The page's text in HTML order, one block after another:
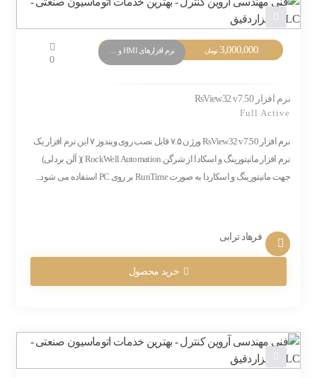
3,000,000 تومان
0
نرم افزار RsView32 v7.50
Full Active
نرم افزار RsView32 v7.50 ورژن ۷.۵ قابل نصب روی ویندوز ۷ این نرم افزار یک
نرم افزار مانیتورینگ و اسکادا از شرگن RockWell Automation )( آلن بردلی)
جهت مانیتورینگ و اسکاردا به صورت RunTime بر روی PC استفاده می شود...
فرهاد ترابی
خرید محصول